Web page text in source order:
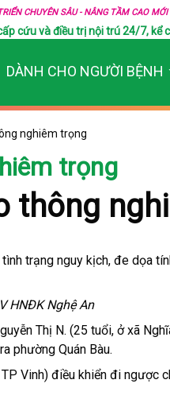
CHUYÊN SÂU - NÂNG TẦM CAO MỚI
cứu và điều trị nội trú 24/7, kể
DÀNH CHO NGƯỜI BỆNH
nghiêm trọng
trọng
thông
trạng nguy kịch, đe dọa
HNĐK Nghệ An
Thị N. (25 tuổi, ở xã
phường Quán Bàu.
Vinh) điều khiển đi ngược